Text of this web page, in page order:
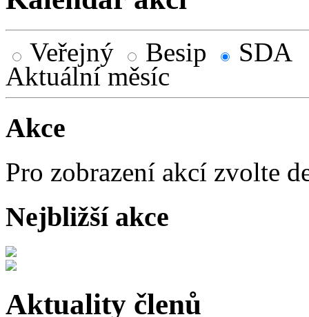
Veřejný Besip
SDA
Aktuální měsíc
Akce
Pro zobrazení akcí zvolte
Nejbližší akce
Aktuality členů